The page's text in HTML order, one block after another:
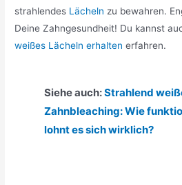
strahlendes Lächeln zu bewahren.
Deine Zahngesundheit! Du kannst
weißes Lächeln erhalten erfahren.
Siehe auch:Strahlend
Zahnbleaching: Wie
lohnt es sich wirklich?